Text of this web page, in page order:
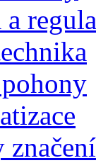
značení